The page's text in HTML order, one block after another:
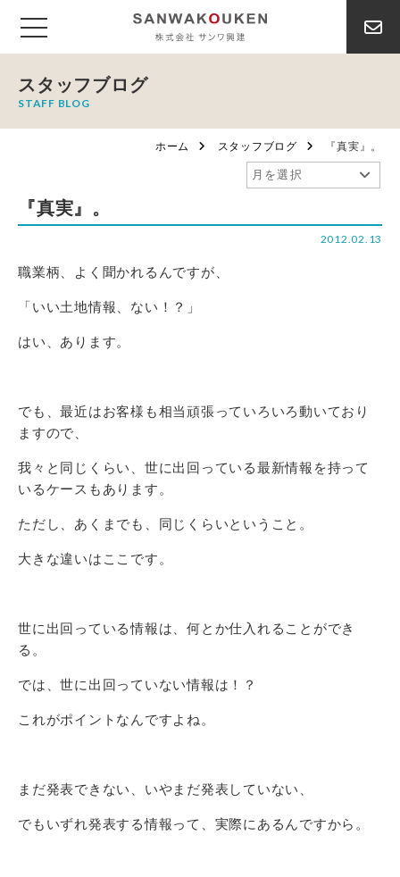
スタッフブログ
STAFF BLOG
ホーム スタッフブログ 『真実』。
『真実』。
2012.02.13
職業柄、よく聞かれるんですが、
「いい土地情報、ない！？」
はい、あります。
でも、最近はお客様も相当頑張っていろいろ動いており
ますので、
我々と同じくらい、世に出回っている最新情報を持って
いるケースもあります。
ただし、あくまでも、同じくらいということ。
大きな違いはここです。
世に出回っている情報は、何とか仕入れることができ
る。
では、世に出回っていない情報は！？
これがポイントなんですよね。
まだ発表できない、いやまだ発表していない、
でもいずれ発表する情報って、実際にあるんですから。